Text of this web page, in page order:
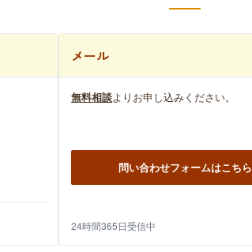
メール
無料相談よりお申し込みください。
問い合わせフォームはこちら
24時間365日受信中